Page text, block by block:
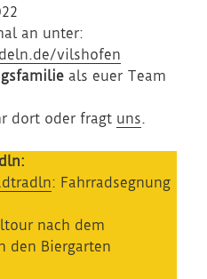
an unter:
vilshofen
als euer Team
dort oder fragt uns.
: Fahrradsegnung
nach dem
den Biergarten